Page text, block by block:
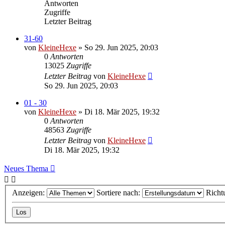
Antworten
Zugriffe
Letzter Beitrag
31-60
von KleineHexe » So 29. Jun 2025, 20:03
0 Antworten
13025 Zugriffe
Letzter Beitrag von KleineHexe
So 29. Jun 2025, 20:03
01 - 30
von KleineHexe » Di 18. Mär 2025, 19:32
0 Antworten
48563 Zugriffe
Letzter Beitrag von KleineHexe
Di 18. Mär 2025, 19:32
Neues Thema
Anzeigen: Sortiere nach: